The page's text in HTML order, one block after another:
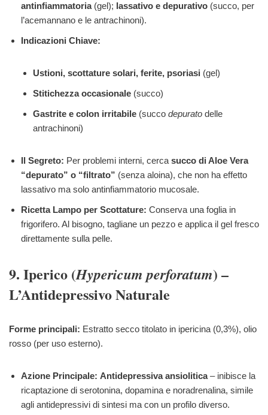
antinfiammatoria(gel); lassativo e depurativo (succo, per
l’acemannano e le antrachinoni).
Indicazioni Chiave:
Ustioni, scottature solari, ferite, psoriasi (gel)
Stitichezza occasionale (succo)
Gastrite e colon irritabile (succo depurato delle
antrachinoni)
Il Segreto: Per problemi interni, cercasucco di Aloe Vera
“depurato” o “filtrato” (senza aloina), che non ha effetto
lassativo ma solo antinfiammatorio mucosale.
Ricetta Lampo per Scottature: Conserva una foglia in
frigorifero. Al bisogno, tagliane un pezzo e applica il gel fresco
direttamente sulla pelle.
9. Iperico (Hypericum perforatum) –
L’Antidepressivo Naturale
Forme principali: Estratto secco titolato in ipericina (0,3%), olio
rosso (per uso esterno).
Azione Principale: Antidepressiva ansiolitica– inibisce la
ricaptazione di serotonina, dopamina e noradrenalina, simile
agli antidepressivi di sintesi ma con un profilo diverso.